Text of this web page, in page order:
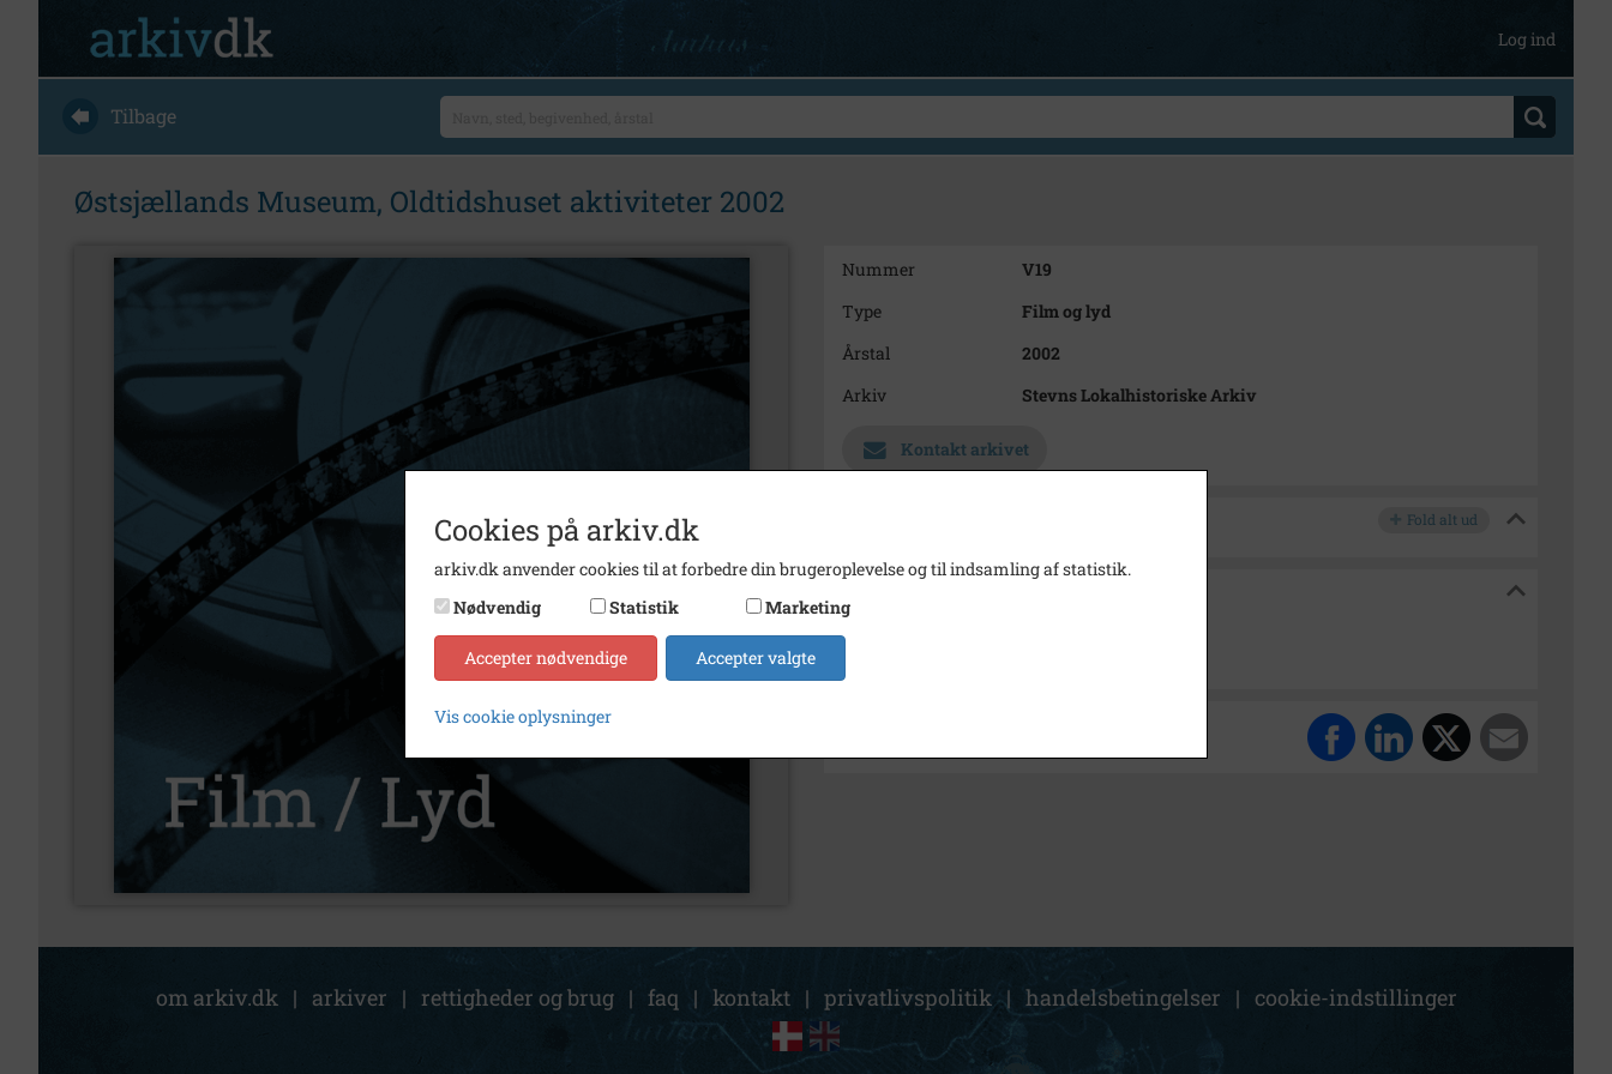
Log ind
Tilbage
Østsjællands Museum, Oldtidshuset aktiviteter 2002
Nummer
V19
Type
Film og lyd
Årstal
2002
Arkiv
Stevns Lokalhistoriske Arkiv
Kontakt arkivet
Fold alt ud
om arkiv.dk | arkiver | rettigheder og brug | faq | kontakt | privatlivspolitik | handelsbetingelser | cookie-indstillinger
Cookies på arkiv.dk
arkiv.dk anvender cookies til at forbedre din brugeroplevelse og til indsamling af statistik.
Nødvendig
Statistik Marketing
Accepter nødvendige Accepter valgte
Vis cookie oplysninger